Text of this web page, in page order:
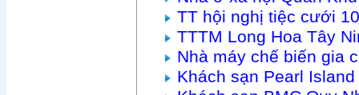
TT hội nghị tiệc cưới
TTTM Long Hoa Tây
Nhà máy chế biến gia
Khách sạn Pearl